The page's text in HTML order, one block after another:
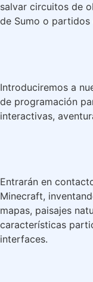
salvar circuitos de
de Sumo o partidos
Introduciremos a
de programación
interactivas,
Entrarán en
Minecraft,
mapas, paisajes
características
interfaces.